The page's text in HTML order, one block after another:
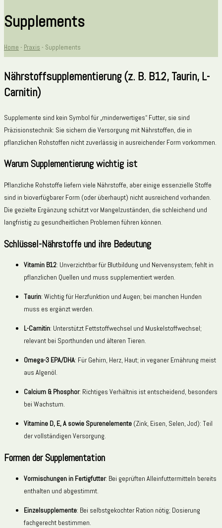
Supplements
Home - Praxis - Supplements
Nährstoffsupplementierung (z. B. B12, Taurin, L-
Carnitin)
Supplemente sind kein Symbol für „minderwertiges“ Futter, sie sind
Präzisionstechnik: Sie sichern die Versorgung mit Nährstoffen, die in
pflanzlichen Rohstoffen nicht zuverlässig in ausreichender Form vorkommen.
Warum Supplementierung wichtig ist
Pflanzliche Rohstoffe liefern viele Nährstoffe, aber einige essenzielle Stoffe
sind in bioverfügbarer Form (oder überhaupt) nicht ausreichend vorhanden.
Die gezielte Ergänzung schützt vor Mangelzuständen, die schleichend und
langfristig zu gesundheitlichen Problemen führen können.
Schlüssel-Nährstoffe und ihre Bedeutung
Vitamin B12: Unverzichtbar für Blutbildung und Nervensystem; fehlt in
pflanzlichen Quellen und muss supplementiert werden.
Taurin: Wichtig für Herzfunktion und Augen; bei manchen Hunden
muss es ergänzt werden.
L-Carnitin: Unterstützt Fettstoffwechsel und Muskelstoffwechsel;
relevant bei Sporthunden und älteren Tieren.
Omega-3 EPA/DHA: Für Gehirn, Herz, Haut; in veganer Ernährung meist
aus Algenöl.
Calcium & Phosphor: Richtiges Verhältnis ist entscheidend, besonders
bei Wachstum.
Vitamine D, E, A sowie Spurenelemente (Zink, Eisen, Selen, Jod): Teil
der vollständigen Versorgung.
Formen der Supplementation
Vormischungen in Fertigfutter: Bei geprüften Alleinfuttermitteln bereits
enthalten und abgestimmt.
Einzelsupplemente: Bei selbstgekochter Ration nötig; Dosierung
fachgerecht bestimmen.